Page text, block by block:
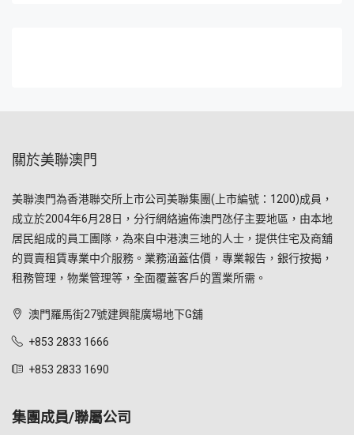
關於美聯澳門
美聯澳門為香港聯交所上市公司美聯集團(上市編號：1200)成員，
成立於2004年6月28日，分行網絡遍佈澳門氹仔主要地區，由本地
居民組成的員工團隊，為來自中港澳三地的人士，提供住宅及商舖
的買賣租賃專業中介服務。業務涵蓋估價，專業報告，銀行按揭，
租務管理，物業管理等，全面覆蓋客戶的置業所需。
澳門羅馬街27號建興龍廣場地下G舖
+853 2833 1666
+853 2833 1690
集團成員/聯屬公司